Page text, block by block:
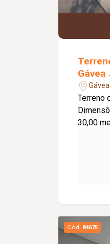
Terreno
30,00
Cód. 84675